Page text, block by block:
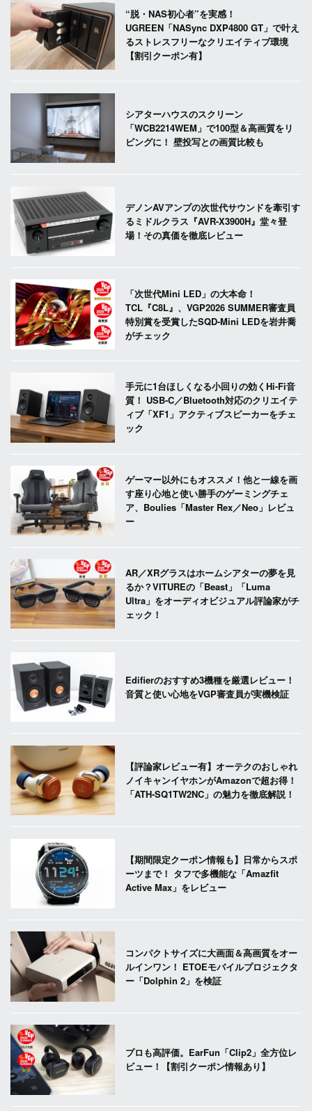
“脱・NAS初心者”を実感！
UGREEN「NASync DXP4800 GT」で叶え
るストレスフリーなクリエイティブ環境
【割引クーポン有】
シアターハウスのスクリーン
「WCB2214WEM」で100型＆高画質をリ
ビングに！ 壁投写との画質比較も
デノンAVアンプの次世代サウンドを牽引す
るミドルクラス『AVR-X3900H』堂々登
場！その真価を徹底レビュー
「次世代Mini LED」の大本命！
TCL『C8L』、VGP2026 SUMMER審査員
特別賞を受賞したSQD-Mini LEDを岩井喬
がチェック
手元に1台ほしくなる小回りの効くHi-Fi音
質！ USB-C／Bluetooth対応のクリエイテ
ィブ「XF1」アクティブスピーカーをチェ
ック
ゲーマー以外にもオススメ！他と一線を画
す座り心地と使い勝手のゲーミングチェ
ア、Boulies「Master Rex／Neo」レビュ
ー
AR／XRグラスはホームシアターの夢を見
るか？VITUREの「Beast」「Luma
Ultra」をオーディオビジュアル評論家がチ
ェック！
Edifierのおすすめ3機種を厳選レビュー！
音質と使い心地をVGP審査員が実機検証
【評論家レビュー有】オーテクのおしゃれ
ノイキャンイヤホンがAmazonで超お得！
「ATH-SQ1TW2NC」の魅力を徹底解説！
【期間限定クーポン情報も】日常からスポ
ーツまで！ タフで多機能な「Amazfit
Active Max」をレビュー
コンパクトサイズに大画面＆高画質をオー
ルインワン！ ETOEモバイルプロジェクタ
ー「Dolphin 2」を検証
プロも高評価。EarFun「Clip2」全方位レ
ビュー！【割引クーポン情報あり】